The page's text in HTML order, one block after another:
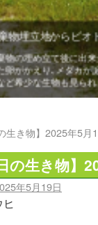
地や淡水池､草原
卵を産み繋殖するコ
生き物】2025年5月
の生き物】
年5月19日